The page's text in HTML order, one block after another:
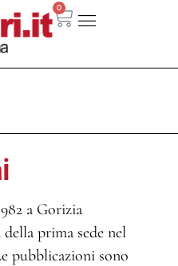
0
a Gorizia
prima sede nel
pubblicazioni sono